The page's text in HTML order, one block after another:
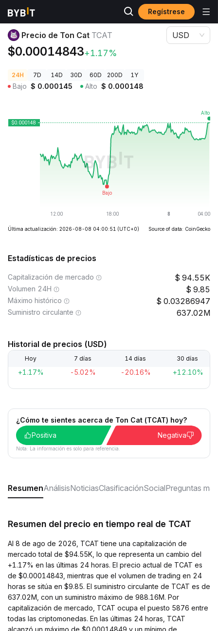
Regístrese
Precios de Criptomonedas Precio de Ton Cat TCAT
Precio de Ton Cat TCAT
$0.00014843+1.17%
USD
24H 7D 14D 30D 60D 200D 1Y
Bajo $ 0.000145 Alto $ 0.000148
Última actualización: 2026-08-08 04:00:51 (UTC+0) Source of data: CoinGecko
Estadísticas de precios
Capitalización de mercado 94.55K
Volumen 24H 9.85
Máximo histórico 0.03286947
Suministro circulante 637.02M
Historial de precios (USD)
Hoy 7 días 14 días 30 días
+1.17% -5.02% -20.16% +12.10%
¿Cómo te sientes acerca de Ton Cat (TCAT) hoy?
Positiva
Negativa
Nota: La información es solo para referencia.
ResumenAnálisisNoticiasClasificaciónSocialPreguntas
Resumen del precio en tiempo real de TCAT
Al 8 de ago de 2026, TCAT tiene una capitalización de
mercado total de $94.55K, lo que representa un cambio del
+1.17% en las últimas 24 horas. El precio actual de TCAT es
de $0.00014843, mientras que el volumen de trading en 24
horas se sitúa en $9.85. El suministro circulante de TCAT es de
637.02M, con un suministro máximo de 988.16M. Por
capitalización de mercado, TCAT ocupa el puesto 5876 entre
todas las criptomonedas. En las últimas 24 horas, TCAT
alcanzó un máximo de $0.00014849 y un mínimo de